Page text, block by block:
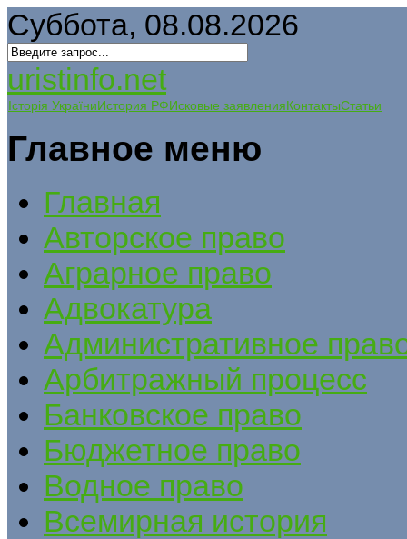
Суббота, 08.08.2026
uristinfo.net
Історія УкраїниИстория РФИсковые заявленияКонтактыСтатьи
Главное меню
Главная
Авторское право
Аграрное право
Адвокатура
Административное
Арбитражный процесс
Банковское право
Бюджетное право
Водное право
Всемирная история